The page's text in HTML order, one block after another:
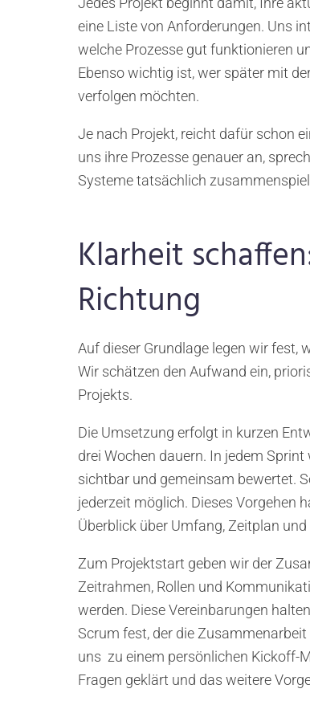
eine Liste von Anforderungen. Uns
welche Prozesse gut funktionieren
Ebenso wichtig ist, wer später mit
verfolgen möchten.
Je nach Projekt, reicht dafür schon
uns ihre Prozesse genauer an,
Systeme tatsächlich
Klarheit
Richtung
Auf dieser Grundlage legen wir
Wir schätzen den Aufwand ein,
Projekts.
Die Umsetzung erfolgt in kurzen
drei Wochen dauern. In jedem
sichtbar und gemeinsam bewertet.
jederzeit möglich. Dieses Vorgehen
Überblick über Umfang, Zeitplan und
Zum Projektstart geben wir der
Zeitrahmen, Rollen und
werden. Diese Vereinbarungen
Scrum fest, der die
uns zu einem persönlichen Kickoff-
Fragen geklärt und das weitere